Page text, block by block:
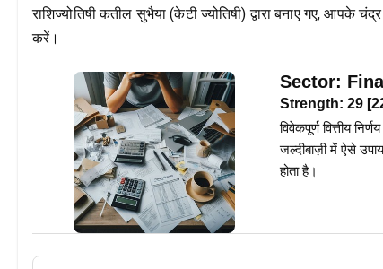
राशिज्योतिषी कतील सुभैया (केटी ज्योतिषी) द्वारा बनाए गए, आपके
करें।
Sector:
Strength: 29 [
विवेकपूर्ण वित्तीय
जल्दीबाज़ी में ऐसे
होता है।